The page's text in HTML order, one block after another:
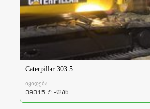
Caterpillar 303.5
იყიდება
39315 a -დან